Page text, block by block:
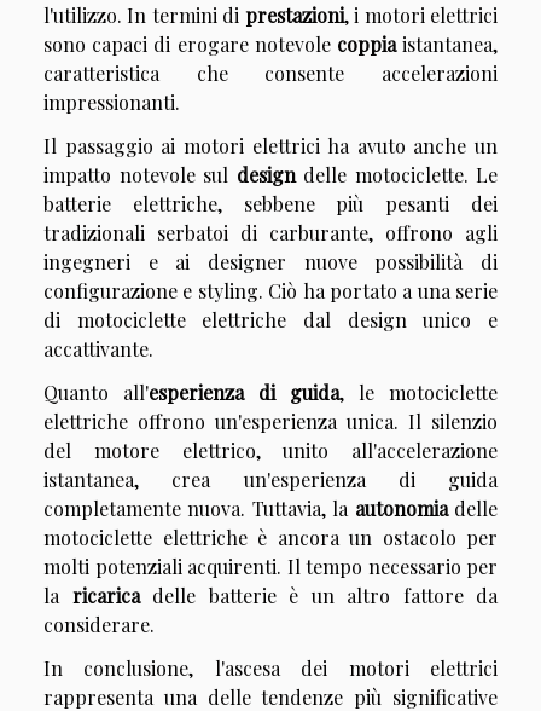
l'utilizzo. In termini di prestazioni, i motori elettrici
sono capaci di erogare notevole coppiaistantanea,
caratteristica che consente accelerazioni
impressionanti.
Il passaggio ai motori elettrici ha avuto anche un
impatto notevole sul designdelle motociclette. Le
batterie elettriche, sebbene più pesanti dei
tradizionali serbatoi di carburante, offrono agli
ingegneri e ai designer nuove possibilità di
configurazione e styling. Ciò ha portato a una serie
di motociclette elettriche dal design unico e
accattivante.
Quanto all'esperienza di guida, le motociclette
elettriche offrono un'esperienza unica. Il silenzio
del motore elettrico, unito all'accelerazione
istantanea, crea un'esperienza di guida
completamente nuova. Tuttavia, la autonomiadelle
motociclette elettriche è ancora un ostacolo per
molti potenziali acquirenti. Il tempo necessario per
la ricaricadelle batterie è un altro fattore da
considerare.
In conclusione, l'ascesa dei motori elettrici
rappresenta una delle tendenze più significative